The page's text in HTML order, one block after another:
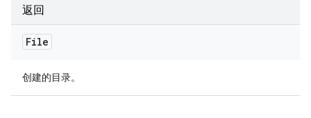
返回
File
创建的目录。